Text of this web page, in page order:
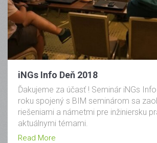
iNGs Info Deň 2018
Ďakujeme za účasť ! Seminár iNGs
roku spojený s BIM seminárom sa
riešeniami a námetmi pre inžiniersku
aktuálnymi témami.
Read More